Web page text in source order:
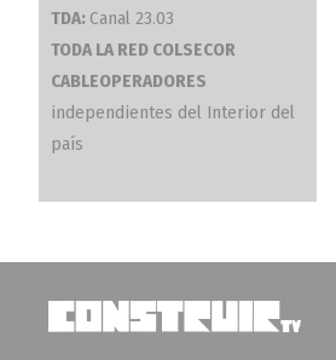
TDA: Canal 23.03
TODA LA RED COLSECOR
CABLEOPERADORES
independientes del Interior del
país